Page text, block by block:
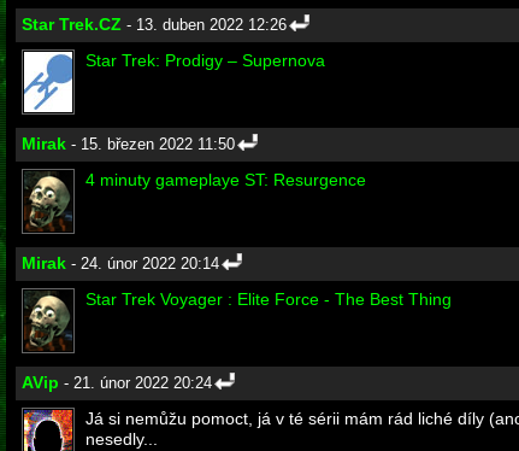
Star Trek.CZ - 13. duben 2022 12:26
Star Trek: Prodigy – Supernova
Mirak - 15. březen 2022 11:50
4 minuty gameplaye ST: Resurgence
Mirak - 24. únor 2022 20:14
Star Trek Voyager : Elite Force - The Best Thing
AVip - 21. únor 2022 20:24
Já si nemůžu pomoct, já v té sérii mám rád liché díly
nesedly...